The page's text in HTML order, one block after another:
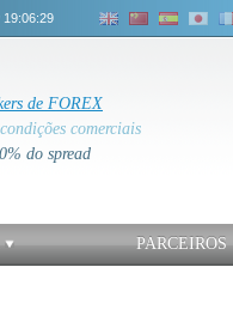
19:06:29
de FOREX
comerciais
do spread
PARCEIROS